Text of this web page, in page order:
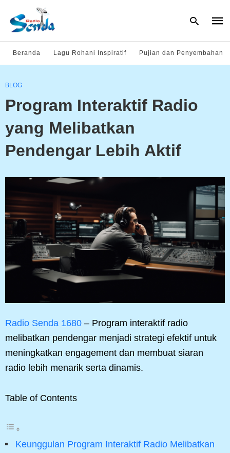
Beranda Lagu Rohani Inspiratif Pujian dan Penyembahan
BLOG
Program Interaktif Radio
yang Melibatkan
Pendengar Lebih Aktif
Radio Senda 1680 – Program interaktif radio
melibatkan pendengar menjadi strategi efektif untuk
meningkatkan engagement dan membuat siaran
radio lebih menarik serta dinamis.
Table of Contents
Keunggulan Program Interaktif Radio Melibatkan